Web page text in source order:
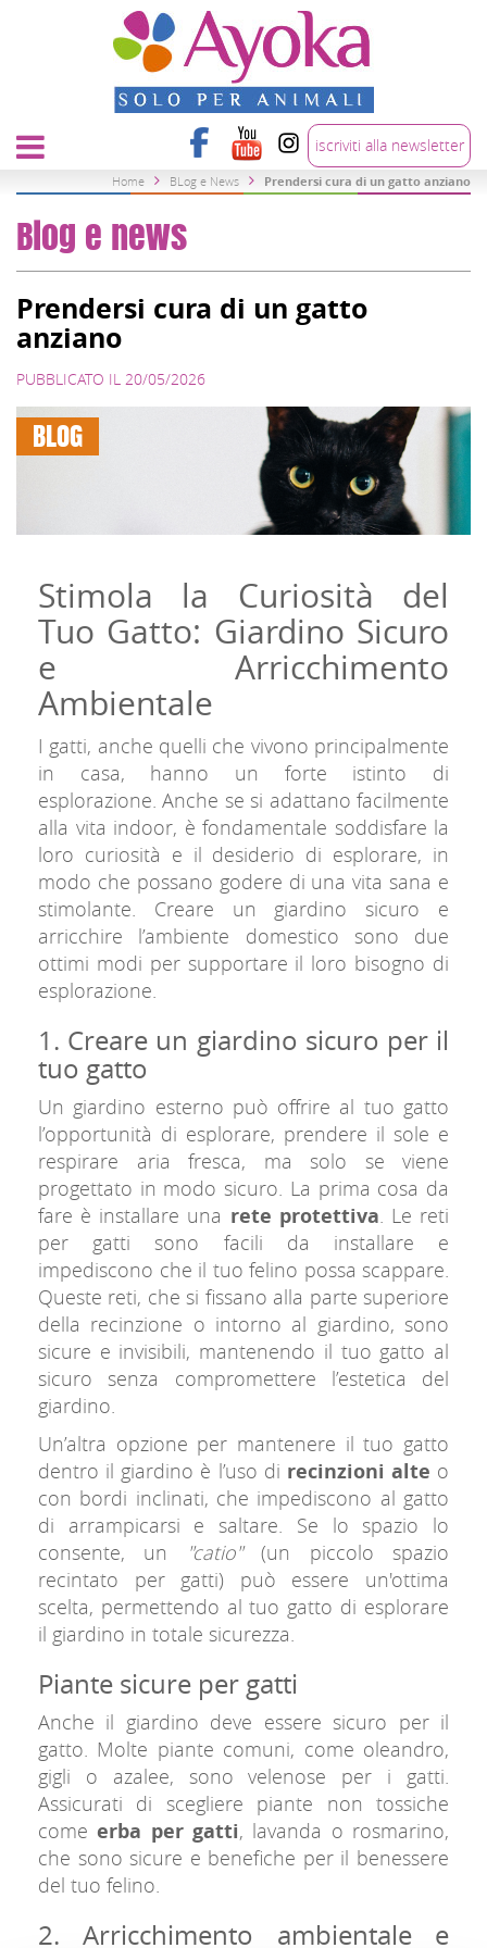
iscriviti alla newsletter
Home BLog e News Prendersi cura di un gatto anziano
Blog e news
Prendersi cura di un gatto
anziano
PUBBLICATO IL 20/05/2026
BLOG
Stimola la Curiosità del
Tuo Gatto: Giardino Sicuro
e Arricchimento
Ambientale
I gatti, anche quelli che vivono principalmente
in casa, hanno un forte istinto di
esplorazione. Anche se si adattano facilmente
alla vita indoor, è fondamentale soddisfare la
loro curiosità e il desiderio di esplorare, in
modo che possano godere di una vita sana e
stimolante. Creare un giardino sicuro e
arricchire l’ambiente domestico sono due
ottimi modi per supportare il loro bisogno di
esplorazione.
1. Creare un giardino sicuro per il
tuo gatto
Un giardino esterno può offrire al tuo gatto
l’opportunità di esplorare, prendere il sole e
respirare aria fresca, ma solo se viene
progettato in modo sicuro. La prima cosa da
fare è installare una rete protettiva. Le reti
per gatti sono facili da installare e
impediscono che il tuo felino possa scappare.
Queste reti, che si fissano alla parte superiore
della recinzione o intorno al giardino, sono
sicure e invisibili, mantenendo il tuo gatto al
sicuro senza compromettere l’estetica del
giardino.
Un’altra opzione per mantenere il tuo gatto
dentro il giardino è l’uso di recinzioni alte o
con bordi inclinati, che impediscono al gatto
di arrampicarsi e saltare. Se lo spazio lo
consente, un
"catio"(un piccolo spazio
recintato per gatti) può essere un'ottima
scelta, permettendo al tuo gatto di esplorare
il giardino in totale sicurezza.
Piante sicure per gatti
Anche il giardino deve essere sicuro per il
gatto. Molte piante comuni, come oleandro,
gigli o azalee, sono velenose per i gatti.
Assicurati di scegliere piante non tossiche
comeerba per gatti, lavanda o rosmarino,
che sono sicure e benefiche per il benessere
del tuo felino.
2. Arricchimento ambientale e